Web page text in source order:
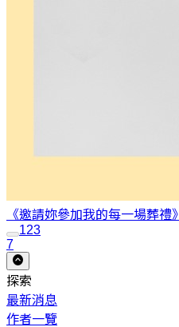
《邀請妳參加我的每一場葬禮》
123
7
探索
最新消息
作者一覽